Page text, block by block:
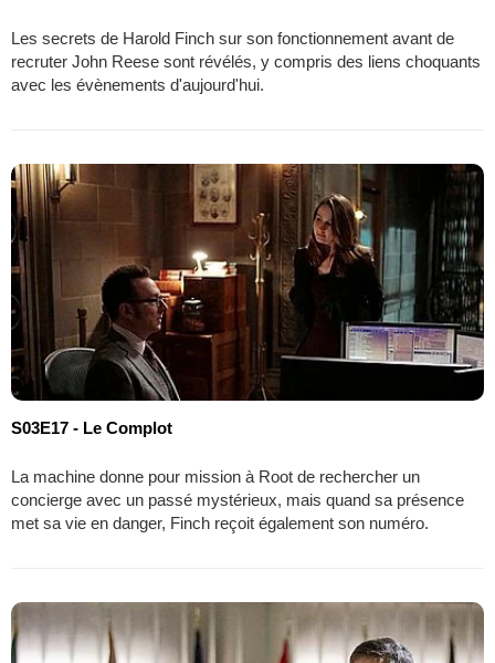
Les secrets de Harold Finch sur son fonctionnement avant de
recruter John Reese sont révélés, y compris des liens choquants
avec les évènements d'aujourd'hui.
S03E17 - Le Complot
La machine donne pour mission à Root de rechercher un
concierge avec un passé mystérieux, mais quand sa présence
met sa vie en danger, Finch reçoit également son numéro.